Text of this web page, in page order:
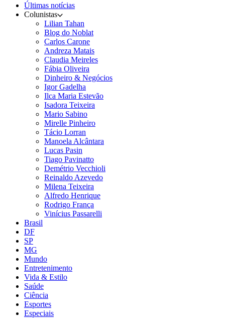
Últimas notícias
Colunistas
Lilian Tahan
Blog do Noblat
Carlos Carone
Andreza Matais
Claudia Meireles
Fábia Oliveira
Dinheiro & Negócios
Igor Gadelha
Ilca Maria Estevão
Isadora Teixeira
Mario Sabino
Mirelle Pinheiro
Tácio Lorran
Manoela Alcântara
Lucas Pasin
Tiago Pavinatto
Demétrio Vecchioli
Reinaldo Azevedo
Milena Teixeira
Alfredo Henrique
Rodrigo França
Vinícius Passarelli
Brasil
DF
SP
MG
Mundo
Entretenimento
Vida & Estilo
Saúde
Ciência
Esportes
Especiais